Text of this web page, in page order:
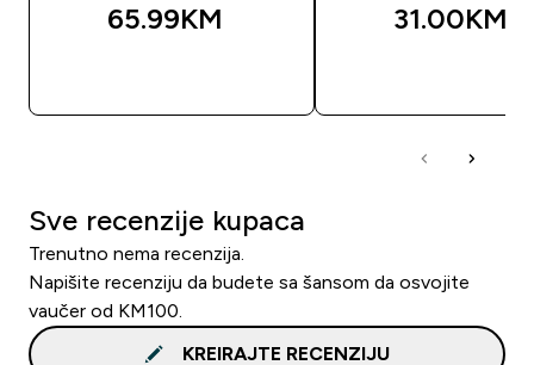
65.99KM‎ 31.00KM‎
Sve recenzije kupaca
Trenutno nema recenzija.
Napišite recenziju da budete sa šansom da osvojite
vaučer od KM100.
KREIRAJTE RECENZIJU